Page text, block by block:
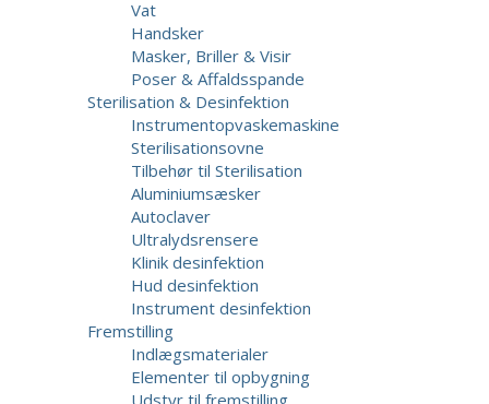
Vat
Handsker
Masker, Briller & Visir
Poser & Affaldsspande
Sterilisation & Desinfektion
Instrumentopvaskemaskine
Sterilisationsovne
Tilbehør til Sterilisation
Aluminiumsæsker
Autoclaver
Ultralydsrensere
Klinik desinfektion
Hud desinfektion
Instrument desinfektion
Fremstilling
Indlægsmaterialer
Elementer til opbygning
Udstyr til fremstilling